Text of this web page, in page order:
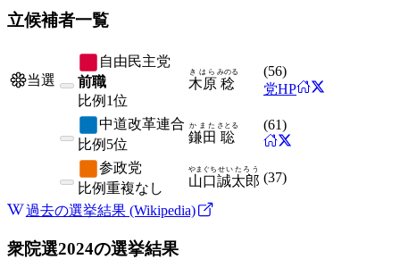
立候補者一覧
当選
自由民主党
前職
比例 1位
木原
きはら
稔
みのる (56)
党HP
中道改革連合
比例 5位 鎌田
かまた
聡
さとる (61)
参政党
比例重複なし 山口
やまぐち
誠太郎
せいたろう
(37)
過去の選挙結果 (Wikipedia)
衆院選2024の選挙結果